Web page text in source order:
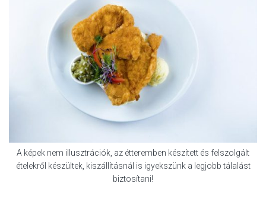
A képek nem illusztrációk, az étteremben készített és felszolgált
ételekről készültek, kiszállításnál is igyekszünk a legjobb tálalást
biztosítani!